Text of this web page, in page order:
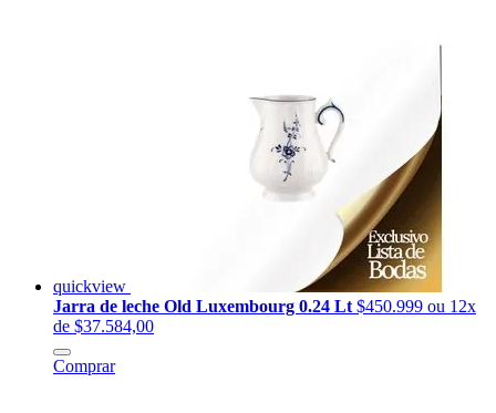
quickview
Jarra de leche Old Luxembourg 0.24 Lt $450.999 ou 12x
de $37.584,00
Comprar